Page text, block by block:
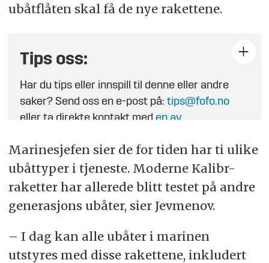
ubåtflåten skal få de nye rakettene.
Tips oss:
Har du tips eller innspill til denne eller andre
saker? Send oss en e-post på:tips@fofo.no
eller ta direkte kontakt med en av
Marinesjefen sier de for tiden har ti ulike
ubåttyper i tjeneste. Moderne Kalibr-
raketter har allerede blitt testet på andre
generasjons ubåter, sier Jevmenov.
– I dag kan alle ubåter i marinen
utstyres med disse rakettene, inkludert